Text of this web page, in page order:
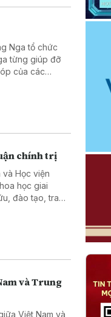
Nga tổ chức
từng giúp đỡ
của các
chính trị
và Học viện
học giai
đào tạo, trao
và Trung
Việt Nam và